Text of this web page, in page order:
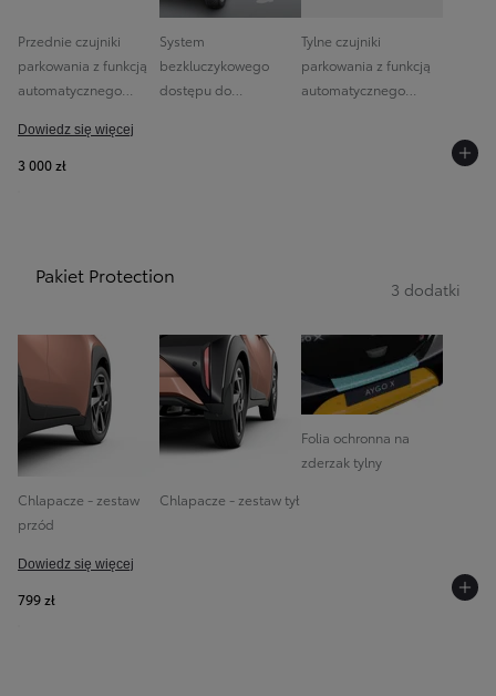
Przednie czujniki
parkowania z funkcją
automatycznego
System
bezkluczykowego
dostępu do
Tylne czujniki
parkowania z funkcją
automatycznego
Dowiedz się więcej
3 000 zł
Pakiet Protection
3 dodatki
Chlapacze - zestaw
przód
Chlapacze - zestaw tył
Folia ochronna na
zderzak tylny
Dowiedz się więcej
799 zł